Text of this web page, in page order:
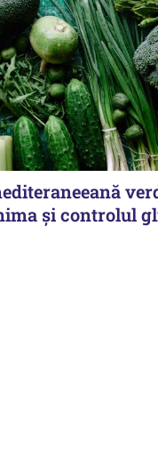
și controlul